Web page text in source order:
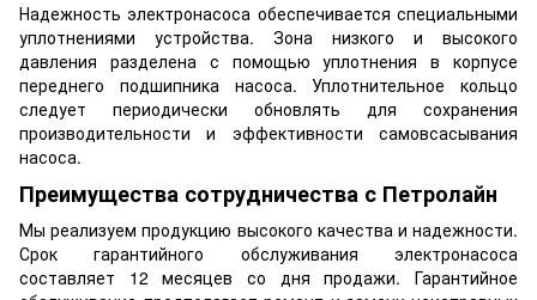
Надежность электронасоса обеспечивается специальными
уплотнениями устройства. Зона низкого и высокого
давления разделена с помощью уплотнения в корпусе
переднего подшипника насоса. Уплотнительное кольцо
следует периодически обновлять для сохранения
производительности и эффективности самовсасывания
насоса.
Преимущества сотрудничества с Петролайн
Мы реализуем продукцию высокого качества и надежности.
Срок гарантийного обслуживания электронасоса
составляет 12 месяцев со дня продажи. Гарантийное